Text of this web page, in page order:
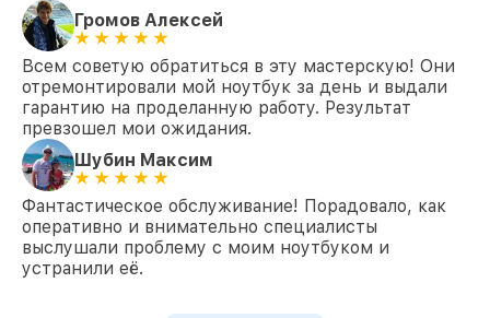
Громов Алексей
Всем советую обратиться в эту мастерскую! Они
отремонтировали мой ноутбук за день и выдали
гарантию на проделанную работу. Результат
превзошел мои ожидания.
Шубин Максим
Фантастическое обслуживание! Порадовало, как
оперативно и внимательно специалисты
выслушали проблему с моим ноутбуком и
устранили её.